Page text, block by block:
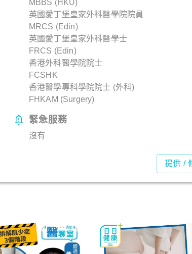
MBBS (HKU)
英國愛丁堡皇家外科醫學院院員
MRCS (Edin)
英國愛丁堡皇家外科醫學士
FRCS (Edin)
香港外科醫學院院士
FCSHK
香港醫學專科學院院士 (外科)
FHKAM (Surgery)
緊急服務
沒有
提供 /